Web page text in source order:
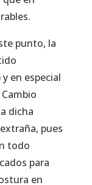
punto, la
en especial
dicha
pues
todo
para
en